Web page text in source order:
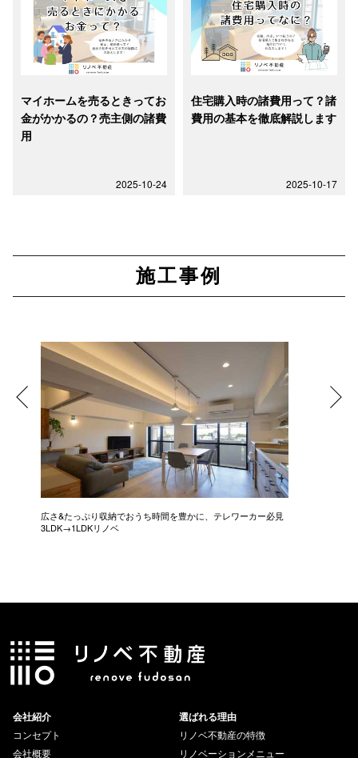
マイホームを売るときってお
金がかかるの？売主側の諸費
用
2025-10-24
住宅購入時の諸費用って？諸
費用の基本を徹底解説します
2025-10-17
施工事例
広さ&たっぷり収納でおうち時間を豊かに、テレワーカー必見
3LDK→1LDKリノベ
会社紹介
コンセプト
会社概要
選ばれる理由
リノベ不動産の特徴
リノベーションメニュー